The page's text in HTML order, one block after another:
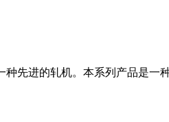
先进的轧机。本系列产品是一